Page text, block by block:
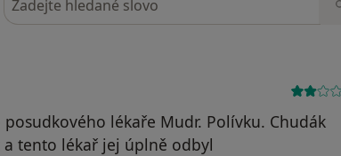
lékaře Mudr. Polívku. Chudák
tento lékař jej úplně odbyl